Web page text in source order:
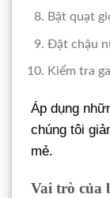
Bật quạt
Đặt chậu
Kiểm tra
Áp dụng
chúng tôi
mẻ.
Vai trò của